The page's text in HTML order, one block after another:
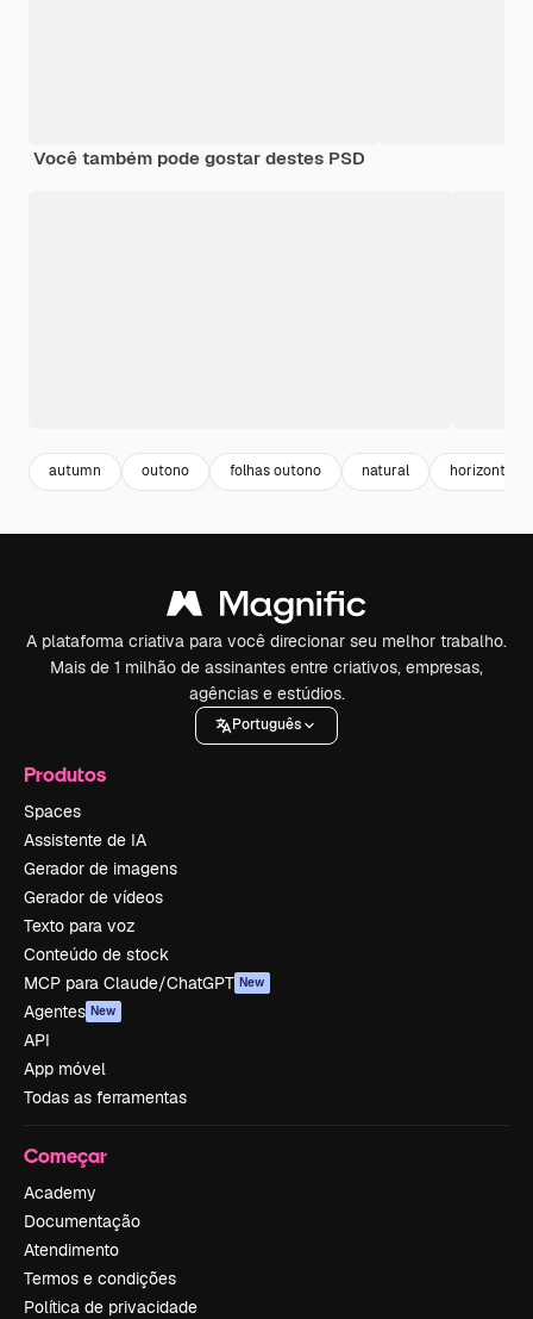
Você também pode gostar destes PSD
autumn outono folhas outono natural horizontal
A plataforma criativa para você direcionar seu melhor trabalho.
Mais de 1 milhão de assinantes entre criativos, empresas,
agências e estúdios.
Português
Produtos
Spaces
Assistente de IA
Gerador de imagens
Gerador de vídeos
Texto para voz
Conteúdo de stock
MCP para Claude/ChatGPT New
Agentes New
API
App móvel
Todas as ferramentas
Começar
Academy
Documentação
Atendimento
Termos e condições
Política de privacidade